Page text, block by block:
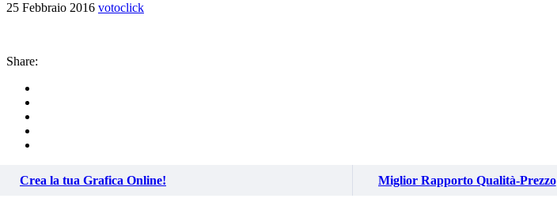
25 Febbraio 2016 votoclick
Share:
Crea la tua Grafica Online! Miglior Rapporto Qualità-Prezzo